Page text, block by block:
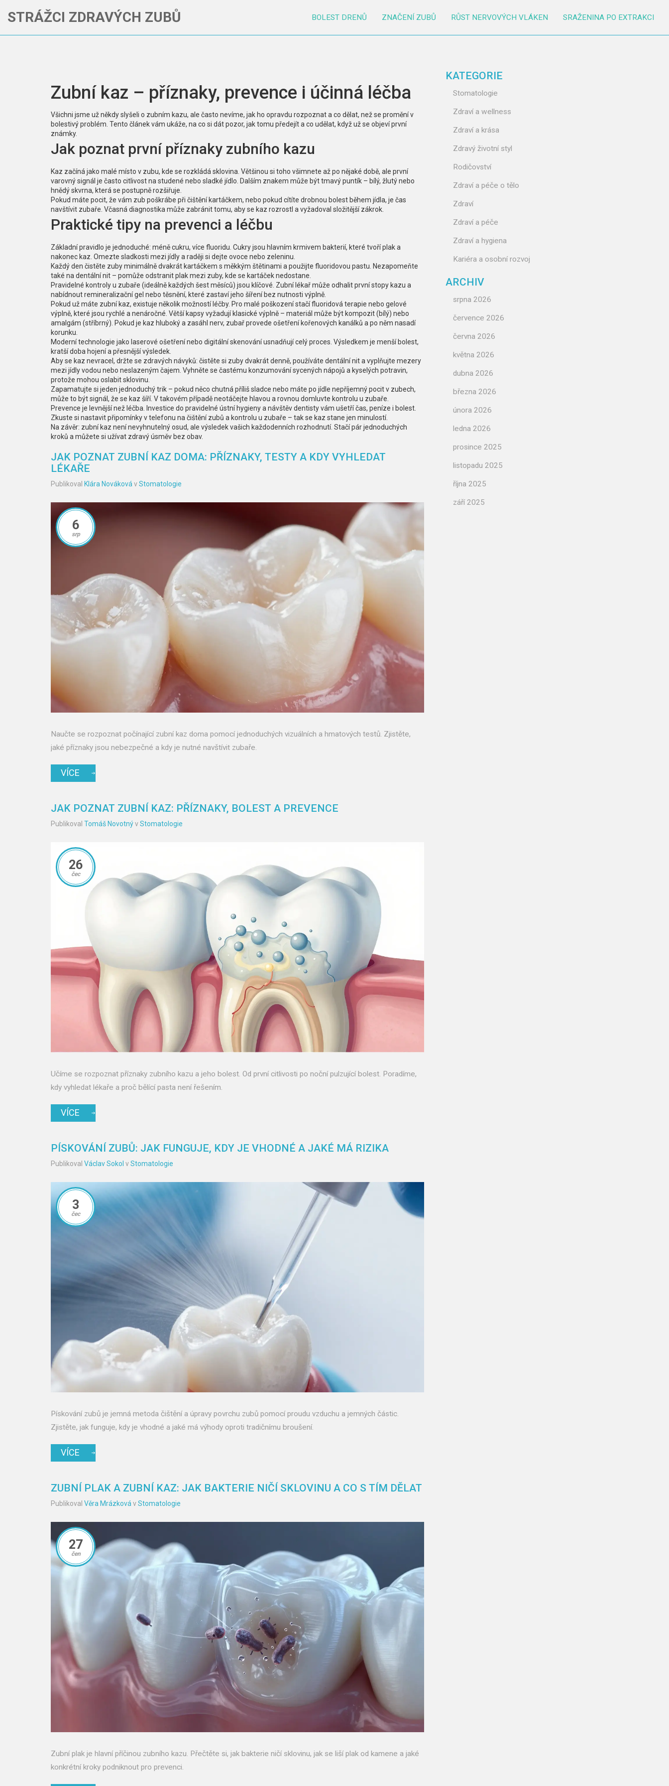
STRÁŽCI ZDRAVÝCH ZUBŮ BOLEST DRENŮ ZNAČENÍ ZUBŮ RŮST NERVOVÝCH VLÁKEN SRAŽENINA PO EXTRAKCI
Zubní kaz – příznaky, prevence i účinná léčba
Všichni jsme už někdy slyšeli o zubním kazu, ale často nevíme, jak ho opravdu rozpoznat a co dělat, než se promění v
bolestivý problém. Tento článek vám ukáže, na co si dát pozor, jak tomu předejít a co udělat, když už se objeví první
známky.
Jak poznat první příznaky zubního kazu
Kaz začíná jako malé místo v zubu, kde se rozkládá sklovina. Většinou si toho všimnete až po nějaké době, ale první
varovný signál je často citlivost na studené nebo sladké jídlo. Dalším znakem může být tmavý puntík – bílý, žlutý nebo
hnědý skvrna, která se postupně rozšiřuje.
Pokud máte pocit, že vám zub poškrábe při čištění kartáčkem, nebo pokud cítíte drobnou bolest během jídla, je čas
navštívit zubaře. Včasná diagnostika může zabránit tomu, aby se kaz rozrostl a vyžadoval složitější zákrok.
Praktické tipy na prevenci a léčbu
Základní pravidlo je jednoduché: méně cukru, více fluoridu. Cukry jsou hlavním krmivem bakterií, které tvoří plak a
nakonec kaz. Omezte sladkosti mezi jídly a raději si dejte ovoce nebo zeleninu.
Každý den čistěte zuby minimálně dvakrát kartáčkem s měkkým štětinami a použijte fluoridovou pastu. Nezapomeňte
také na dentální nit – pomůže odstranit plak mezi zuby, kde se kartáček nedostane.
Pravidelné kontroly u zubaře (ideálně každých šest měsíců) jsou klíčové. Zubní lékař může odhalit první stopy kazu a
nabídnout remineralizační gel nebo těsnění, které zastaví jeho šíření bez nutnosti výplně.
Pokud už máte zubní kaz, existuje několik možností léčby. Pro malé poškození stačí fluoridová terapie nebo gelové
výplně, které jsou rychlé a nenáročné. Větší kapsy vyžadují klasické výplně – materiál může být kompozit (bílý) nebo
amalgám (stříbrný). Pokud je kaz hluboký a zasáhl nerv, zubař provede ošetření kořenových kanálků a po něm nasadí
korunku.
Moderní technologie jako laserové ošetření nebo digitální skenování usnadňují celý proces. Výsledkem je menší bolest,
kratší doba hojení a přesnější výsledek.
Aby se kaz nevracel, držte se zdravých návyků: čistěte si zuby dvakrát denně, používáte dentální nit a vyplňujte mezery
mezi jídly vodou nebo neslazeným čajem. Vyhněte se častému konzumování sycených nápojů a kyselých potravin,
protože mohou oslabit sklovinu.
Zapamatujte si jeden jednoduchý trik – pokud něco chutná příliš sladce nebo máte po jídle nepříjemný pocit v zubech,
může to být signál, že se kaz šíří. V takovém případě neotáčejte hlavou a rovnou domluvte kontrolu u zubaře.
Prevence je levnější než léčba. Investice do pravidelné ústní hygieny a návštěv dentisty vám ušetří čas, peníze i bolest.
Zkuste si nastavit připomínky v telefonu na čištění zubů a kontrolu u zubaře – tak se kaz stane jen minulostí.
Na závěr: zubní kaz není nevyhnutelný osud, ale výsledek vašich každodenních rozhodnutí. Stačí pár jednoduchých
kroků a můžete si užívat zdravý úsměv bez obav.
JAK POZNAT ZUBNÍ KAZ DOMA: PŘÍZNAKY, TESTY A KDY VYHLEDAT
LÉKAŘE
Publikoval Klára Nováková vStomatologie
6
srp
Naučte se rozpoznat počínající zubní kaz doma pomocí jednoduchých vizuálních a hmatových testů. Zjistěte,
jaké příznaky jsou nebezpečné a kdy je nutné navštívit zubaře.
VÍCE
JAK POZNAT ZUBNÍ KAZ: PŘÍZNAKY, BOLEST A PREVENCE
Publikoval Tomáš NovotnývStomatologie
26
čec
Učíme se rozpoznat příznaky zubního kazu a jeho bolest. Od první citlivosti po noční pulzující bolest. Poradíme,
kdy vyhledat lékaře a proč bělící pasta není řešením.
VÍCE
PÍSKOVÁNÍ ZUBŮ: JAK FUNGUJE, KDY JE VHODNÉ A JAKÉ MÁ RIZIKA
Publikoval Václav Sokol vStomatologie
3
čec
Pískování zubů je jemná metoda čištění a úpravy povrchu zubů pomocí proudu vzduchu a jemných částic.
Zjistěte, jak funguje, kdy je vhodné a jaké má výhody oproti tradičnímu broušení.
VÍCE
ZUBNÍ PLAK A ZUBNÍ KAZ: JAK BAKTERIE NIČÍ SKLOVINU A CO S TÍM DĚLAT
Publikoval Věra Mrázková vStomatologie
27
čen
Zubní plak je hlavní příčinou zubního kazu. Přečtěte si, jak bakterie ničí sklovinu, jak se liší plak od kamene a jaké
konkrétní kroky podniknout pro prevenci.
KATEGORIE
Stomatologie
Zdraví a wellness
Zdraví a krása
Zdravý životní styl
Rodičovství
Zdraví a péče o tělo
Zdraví
Zdraví a péče
Zdraví a hygiena
Kariéra a osobní rozvoj
ARCHIV
srpna 2026
července 2026
června 2026
května 2026
dubna 2026
března 2026
února 2026
ledna 2026
prosince 2025
listopadu 2025
října 2025
září 2025